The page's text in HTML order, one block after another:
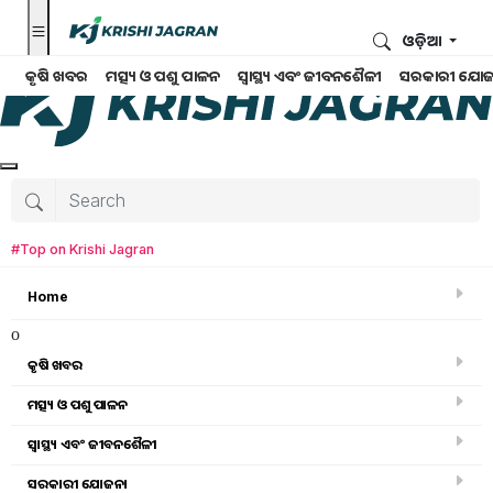
କୃଷି ଖବର ମତ୍ସ୍ୟ ଓ ପଶୁ ପାଳନ ସ୍ୱାସ୍ଥ୍ୟ ଏବଂ ଜୀବନଶୈଳୀ ସରକାରୀ
ଓଡ଼ିଆ
#Top on Krishi Jagran
Home
o
କୃଷି ଖବର
ମତ୍ସ୍ୟ ଓ ପଶୁ ପାଳନ
ସ୍ୱାସ୍ଥ୍ୟ ଏବଂ ଜୀବନଶୈଳୀ
ସରକାରୀ ଯୋଜନା
ମତ୍ସ୍ୟ ଓ ପଶୁ ପାଳନ